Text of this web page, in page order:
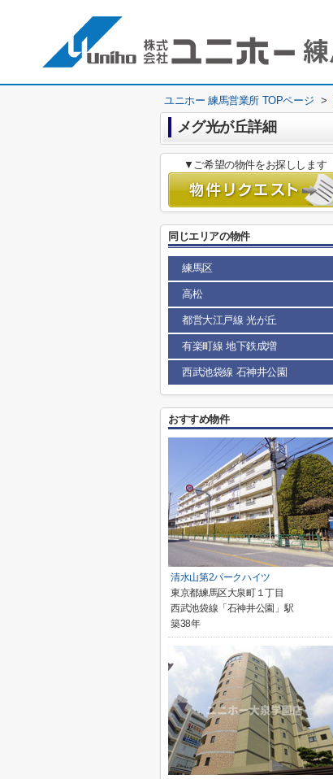
ユニホー 練馬営業所 TOPページ >
メグ光が丘詳細
▼ご希望の物件をお探しします
同じエリアの物件
練馬区
高松
都営大江戸線 光が丘
有楽町線 地下鉄成増
西武池袋線 石神井公園
おすすめ物件
清水山第2パークハイツ
東京都練馬区大泉町１丁目
西武池袋線「石神井公園」駅
築38年